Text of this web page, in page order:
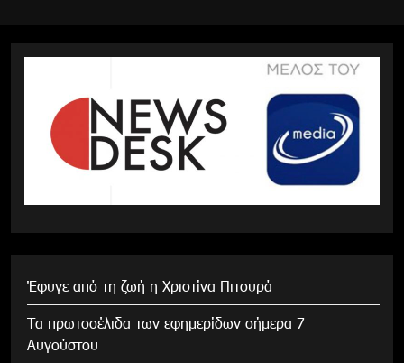
Έφυγε από τη ζωή η Χριστίνα Πιτουρά
Τα πρωτοσέλιδα των εφημερίδων σήμερα 7
Αυγούστου